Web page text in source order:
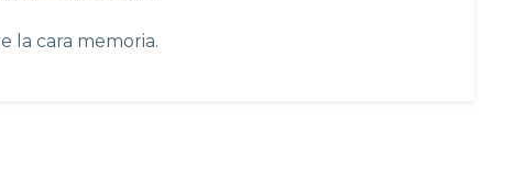
la cara memoria.